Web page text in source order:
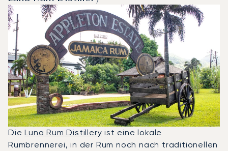
DieLuna Rum Distillery ist eine lokale
Rumbrennerei, in der Rum noch nach traditionellen